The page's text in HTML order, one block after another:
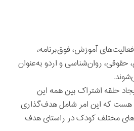
آموزش، فوق‌برنامه،
روان‌شناسی و اردو به‌عنوان
حلقه اشتراک بین همه این
هست که این امر شامل هدف‌گذاری
مختلف کودک در راستای هدف